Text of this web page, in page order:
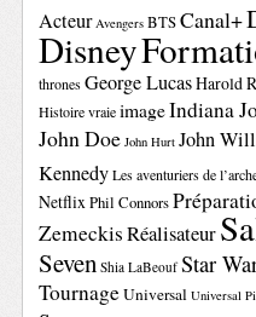
Acteur Avengers BTSCanal+
Disney
thrones George LucasHarold
Histoire vraie imageIndiana
John Doe John Hurt John
Kennedy Les aventuriers de
NetflixPhil Connors
ZemeckisRéalisateur
Seven Shia LaBeouf Star
TournageUniversal Universal